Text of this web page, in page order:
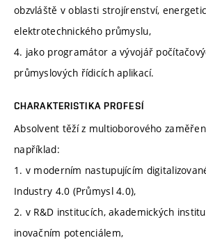
obzvláště v oblasti strojírenství,
elektrotechnického průmyslu,
4. jako programátor a vývojář
průmyslových řídicích aplikací.
CHARAKTERISTIKA PROFESÍ
Absolvent těží z multioborového
například:
1. v moderním nastupujícím
Industry 4.0 (Průmysl 4.0),
2. v R&D institucích, akademických
inovačním potenciálem,